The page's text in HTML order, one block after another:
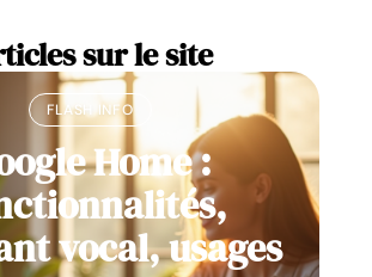
sur le site
FLASH INFO
Home :
vocal, usages